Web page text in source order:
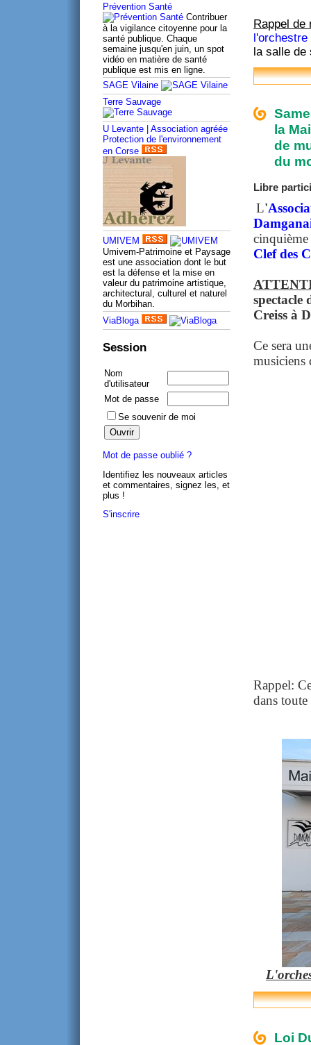
Rappel de
l'orchestre
la salle de
la
de
du
Libre
L'
Clef des
spectacle
Creiss à
Ce sera
musiciens
Rappel:
dans
Loi
Prévention Santé
Contribuer
à la vigilance citoyenne pour la
santé publique. Chaque
semaine jusqu'en juin, un spot
vidéo en matière de santé
publique est mis en ligne.
SAGE Vilaine
Terre Sauvage
U Levante | Association agréée
Protection de l'environnement
en Corse
UMIVEM
Umivem-Patrimoine et Paysage
est une association dont le but
est la défense et la mise en
valeur du patrimoine artistique,
architectural, culturel et naturel
du Morbihan.
ViaBloga
Session
Nom
d'utilisateur
Mot de passe
Se souvenir de moi
Mot de passe oublié ?
Identifiez les nouveaux articles
et commentaires, signez les, et
plus !
S'inscrire